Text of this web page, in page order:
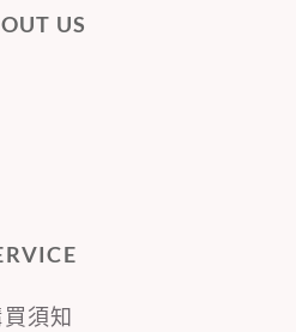
US
須知